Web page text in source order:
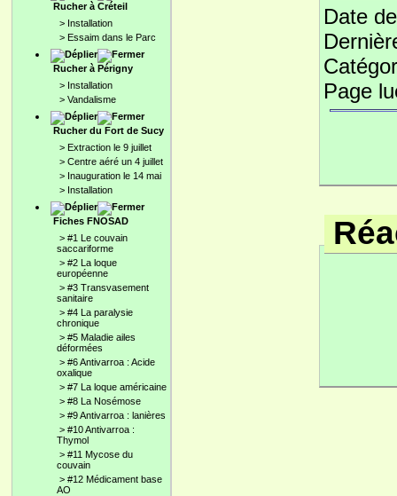
Rucher à Créteil
> Installation
> Essaim dans le Parc
Rucher à Périgny
> Installation
> Vandalisme
Rucher du Fort de Sucy
> Extraction le 9 juillet
> Centre aéré un 4 juillet
> Inauguration le 14 mai
> Installation
Fiches FNOSAD
> #1 Le couvain
saccariforme
> #2 La loque
européenne
> #3 Transvasement
sanitaire
> #4 La paralysie
chronique
> #5 Maladie ailes
déformées
> #6 Antivarroa : Acide
oxalique
> #7 La loque américaine
> #8 La Nosémose
> #9 Antivarroa : lanières
> #10 Antivarroa :
Thymol
> #11 Mycose du
couvain
> #12 Médicament base
AO
Date
Page